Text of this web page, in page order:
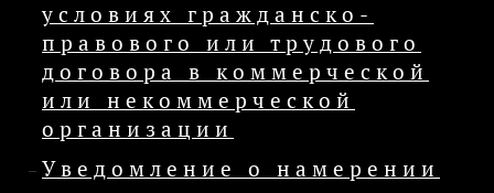
условиях гражданско-
правового или трудового
договора в коммерческой
или некоммерческой
организации
Уведомление о намерении